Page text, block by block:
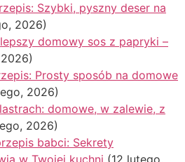
Szybki, pyszny deser na
2026)
domowy sos z papryki –
Prosty sposób na domowe
2026)
domowe, w zalewie, z
2026)
babci: Sekrety
w Twojej kuchni (12 lutego,